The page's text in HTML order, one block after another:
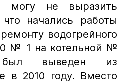
могу не выразить
начались работы
водогрейного
№ 1 на котельной №
выведен из
в 2010 году. Вместо